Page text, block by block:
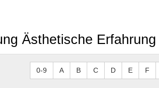
Ästhetische Erfahrung
0-9 A B C D E F